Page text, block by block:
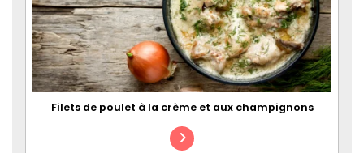
Filets de poulet à la crème et aux champignons